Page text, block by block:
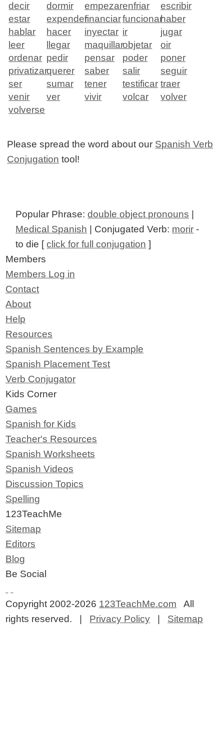
decir
dormir empezarenfriar
escribir
estar
expenderfinanciarfuncionarhaber
hablar
hacer inyectar ir
jugar
leer
llegar maquillarobjetar
oir
ordenar pedir pensar poder
poner
privatizarquerer saber salir
seguir
ser
sumar tener testificar traer
venir
ver vivir volcar
volver
volverse
Please spread the word about our Spanish Verb
Conjugation tool!
Popular Phrase:double object pronouns
Medical Spanish | Conjugated Verb: morir -
to die [click for full conjugation ]
Members
Members Log in
Contact
About
Help
Resources
Spanish Sentences by Example
Spanish Placement Test
Verb Conjugator
Kids Corner
Games
Spanish for Kids
Teacher's Resources
Spanish Worksheets
Spanish Videos
Discussion Topics
Spelling
123TeachMe
Sitemap
Editors
Blog
Be Social
Copyright 2002-2026 123TeachMe.com All
rights reserved. | Privacy Policy Sitemap